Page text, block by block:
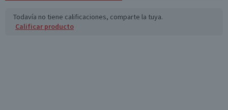
Todavía no tiene calificaciones, comparte la tuya.
Calificar producto